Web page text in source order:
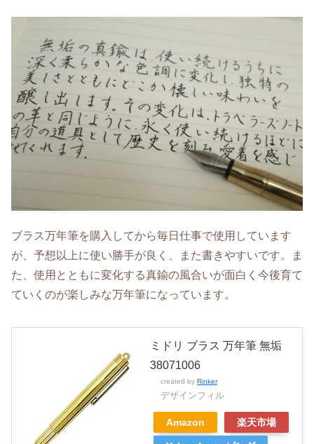
ブラス万年筆を購入してから毎日仕事で使用しています
が、予想以上に使い勝手が良く、また書きやすいです。ま
た、使用とともに変化する真鍮の風合いが面白く今後育て
ていくのが楽しみな万年筆になっています。
ミドリ ブラス 万年筆 無垢
38071006
created by Rinker
デザインフィル
Amazon 楽天市場